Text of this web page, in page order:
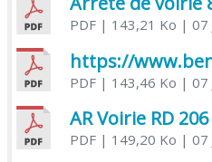
PDF| 143,21 Ko | 07
PDF| 143,46 Ko | 07
AR Voirie RD
PDF| 149,20 Ko | 07